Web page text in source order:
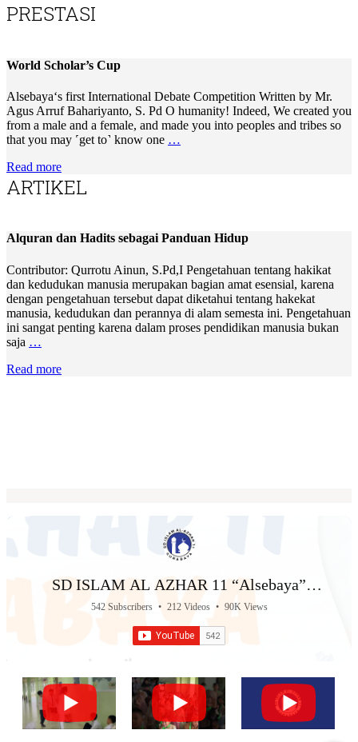
PRESTASI
World Scholar’s Cup
Alsebaya‘s first International Debate Competition Written by Mr.
Agus Arruf Bahariyanto, S. Pd O humanity! Indeed, We created you
from a male and a female, and made you into peoples and tribes so
that you may ˹get to˺ know one …
Read more
ARTIKEL
Alquran dan Hadits sebagai Panduan Hidup
Contributor: Qurrotu Ainun, S.Pd,I Pengetahuan tentang hakikat
dan kedudukan manusia merupakan bagian amat esensial, karena
dengan pengetahuan tersebut dapat diketahui tentang hakekat
manusia, kedudukan dan perannya di alam semesta ini. Pengetahuan
ini sangat penting karena dalam proses pendidikan manusia bukan
saja …
Read more
SD ISLAM AL AZHAR 11 “Alsebaya”
Surabaya
542 Subscribers • 212 Videos • 90K Views